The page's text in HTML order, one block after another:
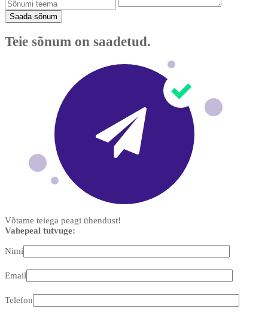
Saada sõnum
Teie sõnum on saadetud.
Võtame teiega peagi ühendust!
Vahepeal tutvuge:
Nimi
Email
Telefon